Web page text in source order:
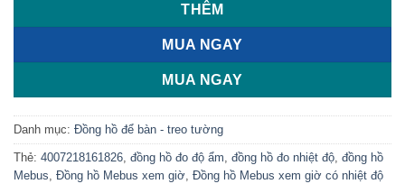
THÊM
MUA NGAY
MUA NGAY
Danh mục: Đồng hồ để bàn - treo tường
Thẻ: 4007218161826, đồng hồ đo độ ẩm, đồng hồ đo nhiệt độ, đồng hồ
Mebus, Đồng hồ Mebus xem giờ, Đồng hồ Mebus xem giờ có nhiệt độ